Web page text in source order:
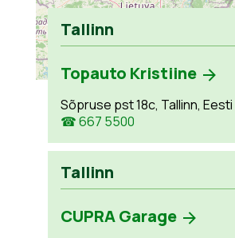
Leaflet
Tallinn
Topauto Kristiine
Sõpruse pst 18c, Tallinn, Eesti
☎ 667 5500
Tallinn
CUPRA Garage